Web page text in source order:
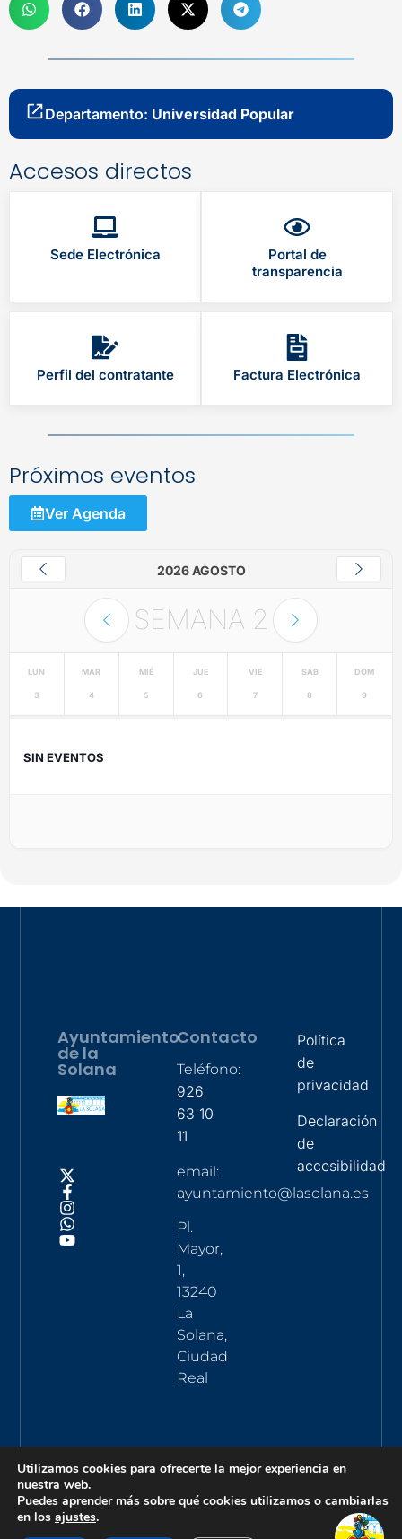
Departamento: Universidad Popular
Accesos directos
Sede Electrónica
Portal de
transparencia
Perfil del contratante Factura Electrónica
Próximos eventos
Ver Agenda
2026 AGOSTO
SEMANA 2
LUN
3
MAR
4
MIÉ
5
JUE
6
VIE
7
SÁB
8
DOM
9
SIN EVENTOS
Ayuntamiento
de la
Solana
Contacto
Teléfono:
926
63 10
11
email:
ayuntamiento@lasolana.es
Pl.
Mayor,
1,
13240
La
Solana,
Ciudad
Real
Política
de
privacidad
Declaración
de
accesibilidad
Utilizamos cookies para ofrecerte la mejor experiencia en
nuestra web.
Puedes aprender más sobre qué cookies utilizamos o cambiarlas
en los ajustes.